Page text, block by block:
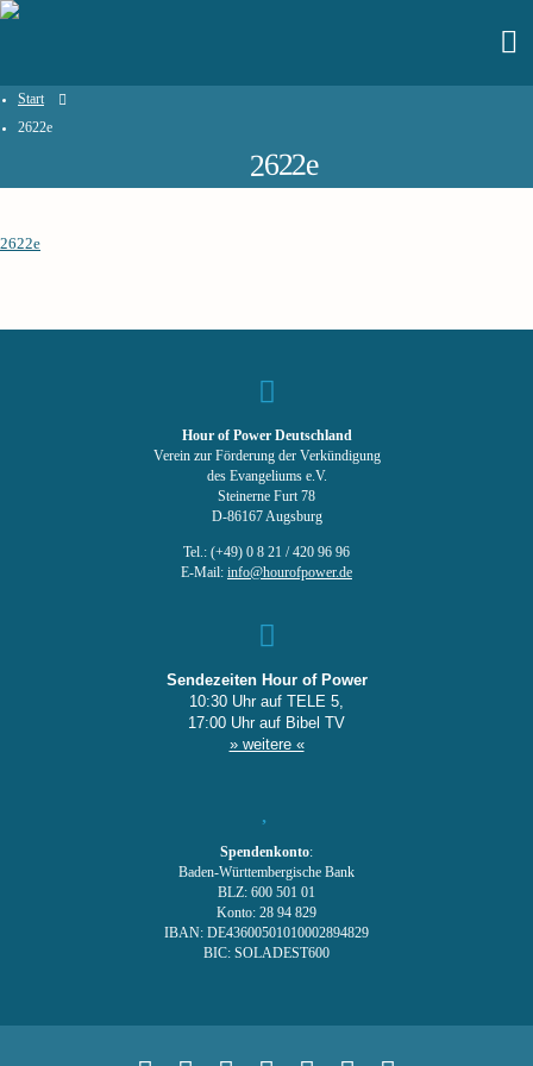
Start
2622e
2622e
2622e
Hour of Power Deutschland
Verein zur Förderung der Verkündigung
des Evangeliums e.V.
Steinerne Furt 78
D-86167 Augsburg
Tel.: (+49) 0 8 21 / 420 96 96
E-Mail: info@hourofpower.de
Sendezeiten Hour of Power
10:30 Uhr auf TELE 5,
17:00 Uhr auf Bibel TV
» weitere «
Spendenkonto:
Baden-Württembergische Bank
BLZ: 600 501 01
Konto: 28 94 829
IBAN: DE43600501010002894829
BIC: SOLADEST600